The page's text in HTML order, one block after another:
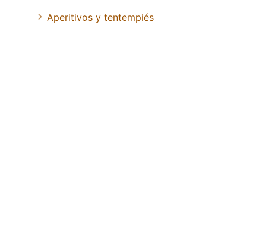
Aperitivos y tentempiés